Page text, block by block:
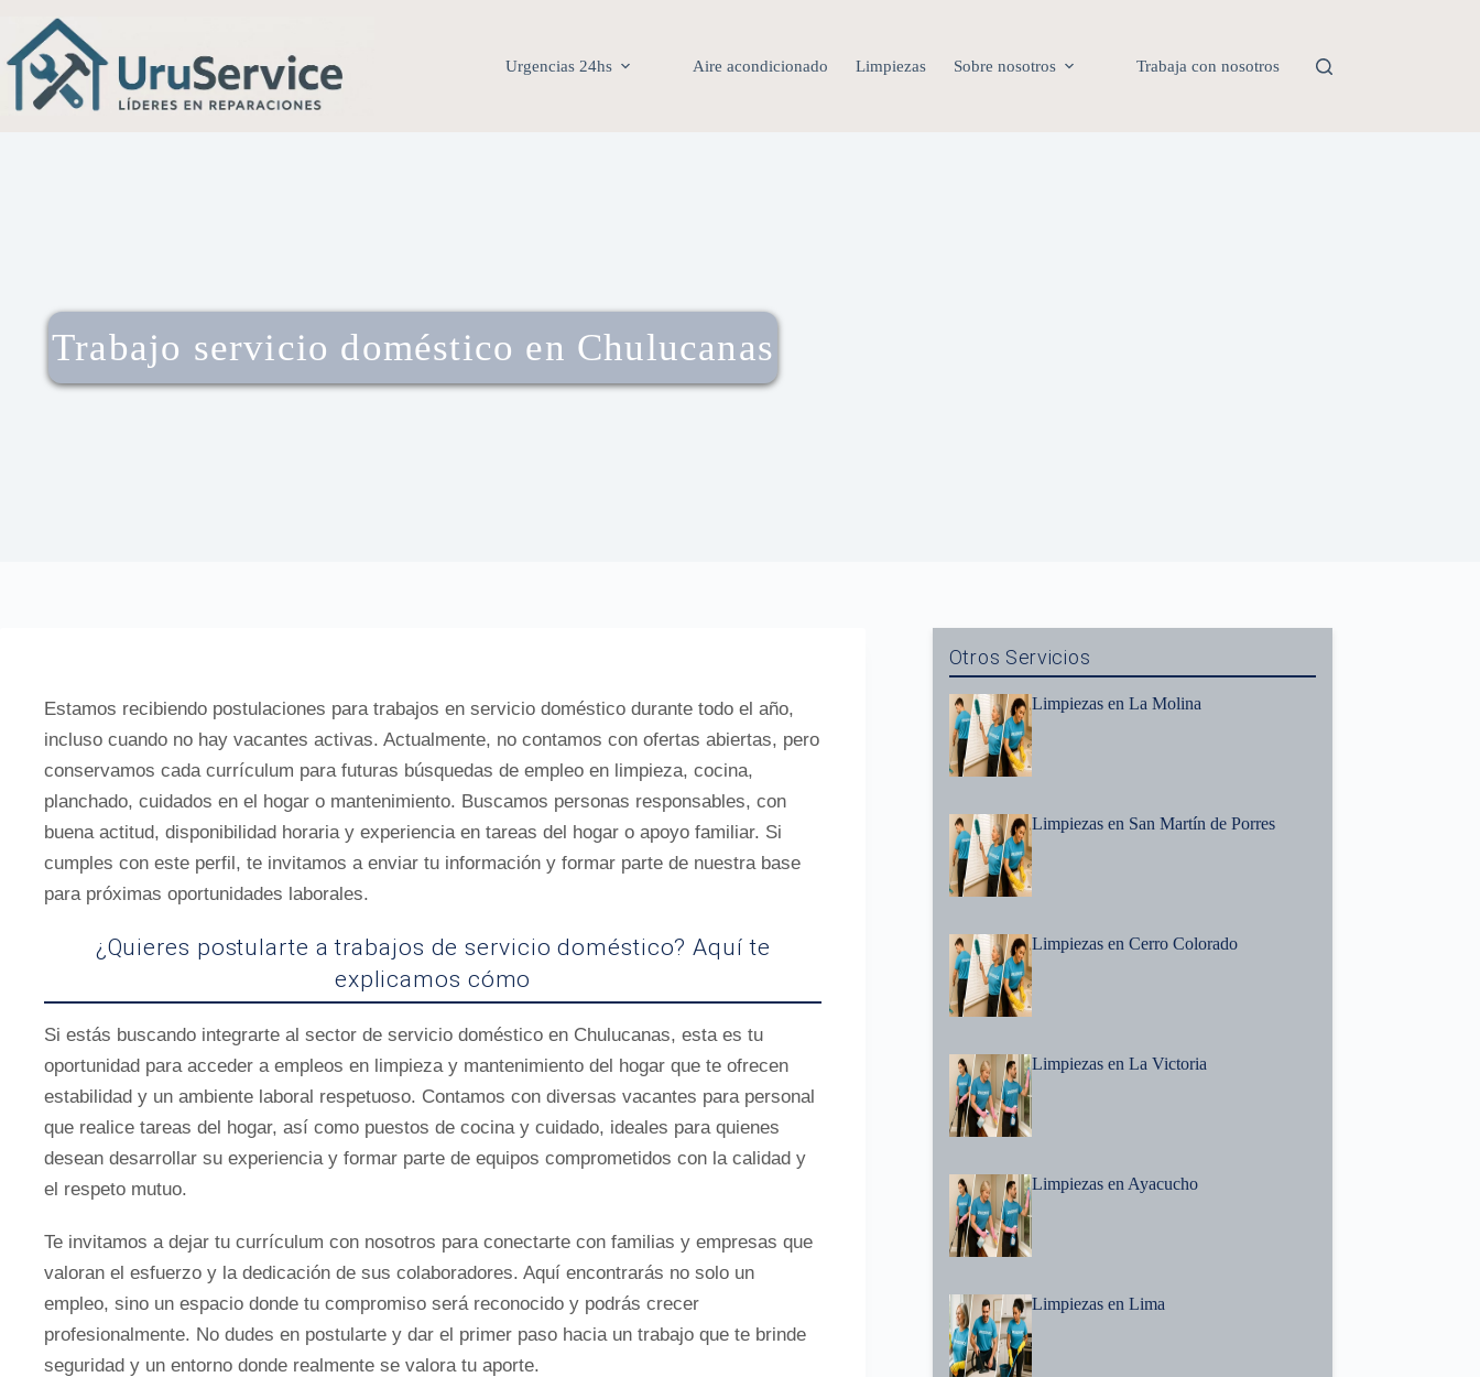
Urgencias 24hs Aire acondicionado Limpiezas Sobre nosotros Trabaja con nosotros
Trabajo servicio doméstico en Chulucanas
Estamos recibiendo postulaciones para trabajos en servicio doméstico durante todo el año,
incluso cuando no hay vacantes activas. Actualmente, no contamos con ofertas abiertas, pero
conservamos cada currículum para futuras búsquedas de empleo en limpieza, cocina,
planchado, cuidados en el hogar o mantenimiento. Buscamos personas responsables, con
buena actitud, disponibilidad horaria y experiencia en tareas del hogar o apoyo familiar. Si
cumples con este perfil, te invitamos a enviar tu información y formar parte de nuestra base
para próximas oportunidades laborales.
¿Quieres postularte a trabajos de servicio doméstico? Aquí te
explicamos cómo
Si estás buscando integrarte al sector de servicio doméstico en Chulucanas, esta es tu
oportunidad para acceder a empleos en limpieza y mantenimiento del hogar que te ofrecen
estabilidad y un ambiente laboral respetuoso. Contamos con diversas vacantes para personal
que realice tareas del hogar, así como puestos de cocina y cuidado, ideales para quienes
desean desarrollar su experiencia y formar parte de equipos comprometidos con la calidad y
el respeto mutuo.
Te invitamos a dejar tu currículum con nosotros para conectarte con familias y empresas que
valoran el esfuerzo y la dedicación de sus colaboradores. Aquí encontrarás no solo un
empleo, sino un espacio donde tu compromiso será reconocido y podrás crecer
profesionalmente. No dudes en postularte y dar el primer paso hacia un trabajo que te brinde
seguridad y un entorno donde realmente se valora tu aporte.
Otros Servicios
Limpiezas en La Molina
Limpiezas en San Martín de Porres
Limpiezas en Cerro Colorado
Limpiezas en La Victoria
Limpiezas en Ayacucho
Limpiezas en Lima